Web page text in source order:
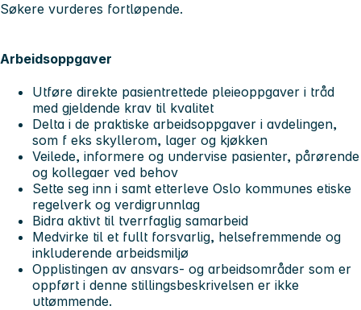
Søkere vurderes fortløpende.
Arbeidsoppgaver
Utføre direkte pasientrettede pleieoppgaver i tråd
med gjeldende krav til kvalitet
Delta i de praktiske arbeidsoppgaver i avdelingen,
som f eks skyllerom, lager og kjøkken
Veilede, informere og undervise pasienter, pårørende
og kollegaer ved behov
Sette seg inn i samt etterleve Oslo kommunes etiske
regelverk og verdigrunnlag
Bidra aktivt til tverrfaglig samarbeid
Medvirke til et fullt forsvarlig, helsefremmende og
inkluderende arbeidsmiljø
Opplistingen av ansvars- og arbeidsområder som er
oppført i denne stillingsbeskrivelsen er ikke
uttømmende.